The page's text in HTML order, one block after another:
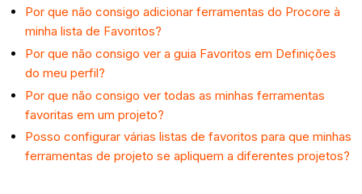
Por que não consigo adicionar ferramentas do Procore à
minha lista de Favoritos?
Por que não consigo ver a guia Favoritos em Definições
do meu perfil?
Por que não consigo ver todas as minhas ferramentas
favoritas em um projeto?
Posso configurar várias listas de favoritos para que minhas
ferramentas de projeto se apliquem a diferentes projetos?